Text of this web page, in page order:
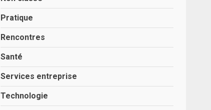
Pratique
Rencontres
Santé
Services entreprise
Technologie